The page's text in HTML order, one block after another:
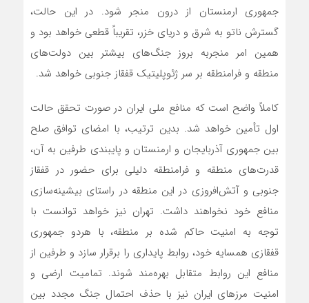
جمهوری ارمنستان از درون منجر شود. در این حالت،
گسترش ناتو به شرق و دریای خزر، تقریباً قطعی خواهد بود و
همین امر منجربه بروز جنگ‌های بیشتر بین دولت‌های
منطقه و فرامنطقه بر سر ژئوپلیتیک قفقاز جنوبی خواهد شد.
کاملاً واضح است که منافع ملی ایران در صورت تحقق حالت
اول تأمین خواهد شد. بدین ترتیب، با امضای توافق صلح
بین جمهوری آذربایجان و ارمنستان و پایبندی طرفین به آن،
قدرت‌های منطقه و فرامنطقه دلیلی برای حضور در قفقاز
جنوبی و آتش‌افروزی در این منطقه در راستای بیشینه‌سازی
منافع خود نخواهند داشت. تهران نیز خواهد توانست با
توجه به امنیت حاکم شده بر منطقه، با هردو جمهوری
قفقازی همسایه خود، روابط پایداری را برقرار سازد و طرفین از
منافع این روابط متقابل بهره‌مند شوند. تمامیت ارضی و
امنیت مرز‌های ایران نیز با حذف احتمال جنگ مجدد بین